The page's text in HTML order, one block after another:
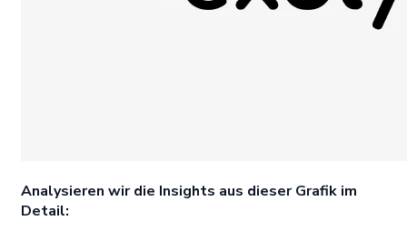
Analysieren wir die Insights aus dieser Grafik im
Detail: